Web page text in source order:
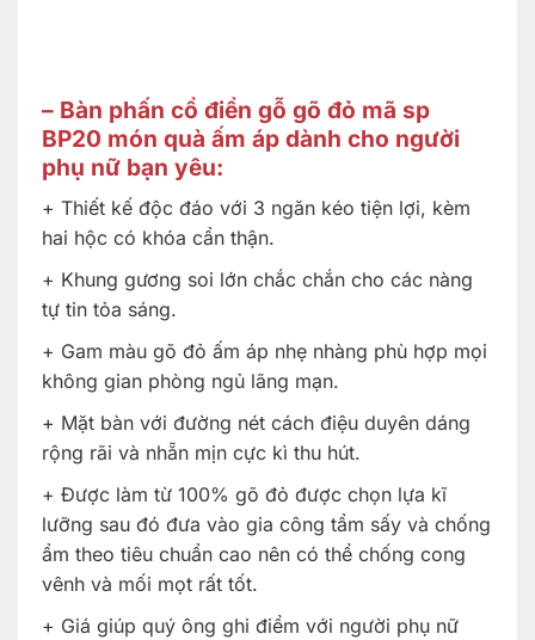
– Bàn phấn cổ điển gỗ gõ đỏ mã sp
BP20 món quà ấm áp dành cho người
phụ nữ bạn yêu:
+ Thiết kế độc đáo với 3 ngăn kéo tiện lợi, kèm
hai hộc có khóa cẩn thận.
+ Khung gương soi lớn chắc chắn cho các nàng
tự tin tỏa sáng.
+ Gam màu gõ đỏ ấm áp nhẹ nhàng phù hợp mọi
không gian phòng ngủ lãng mạn.
+ Mặt bàn với đường nét cách điệu duyên dáng
rộng rãi và nhẵn mịn cực kì thu hút.
+ Được làm từ 100% gõ đỏ được chọn lựa kĩ
lưỡng sau đó đưa vào gia công tẩm sấy và chống
ẩm theo tiêu chuẩn cao nên có thể chống cong
vênh và mối mọt rất tốt.
+ Giá giúp quý ông ghi điểm với người phụ nữ